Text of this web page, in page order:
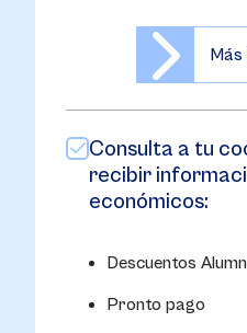
Consulta a tu
recibir
económicos:
Descuentos
Pronto pago